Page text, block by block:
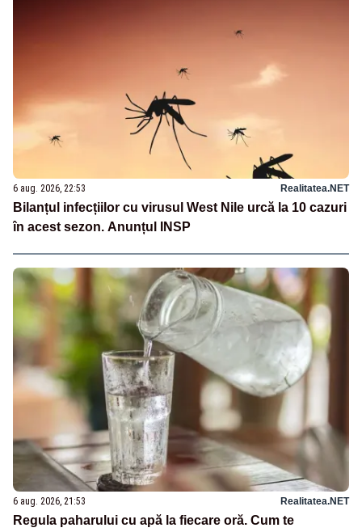
6 aug. 2026, 22:53 Realitatea.NET
Bilanțul infecțiilor cu virusul West Nile urcă la 10 cazuri
în acest sezon. Anunțul INSP
6 aug. 2026, 21:53 Realitatea.NET
Regula paharului cu apă la fiecare oră. Cum te